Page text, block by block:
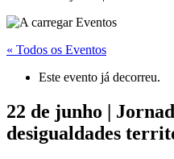
« Todos os Eventos
Este evento já decorreu.
22 de junho |
desigualdades